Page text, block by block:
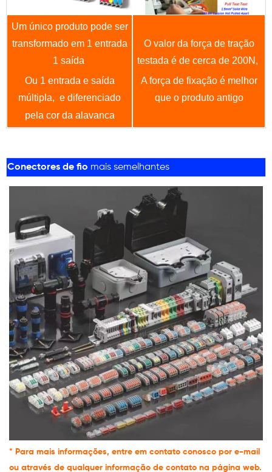
Um único produto pode ser
transformado em 1 entrada
1 saída
Ou 1 entrada e saída
múltipla, e diferenciado
pela cor da alavanca
O valor da força de tração
testada é de cerca de 200N,
A força de fixação é melhor
que o produto antigo
Conectores de fio mais semelhantes
* Para mais informações, entre em contato conosco por e-mail
ou através de qualquer informação de contato na página web.